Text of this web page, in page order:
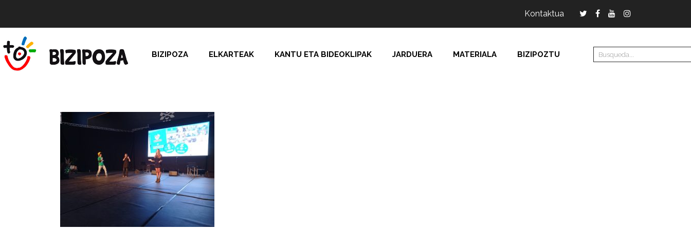
Kontaktua
BIZIPOZA ELKARTEAK KANTU ETA BIDEOKLIPAK JARDUERA MATERIALA BIZIPOZTU